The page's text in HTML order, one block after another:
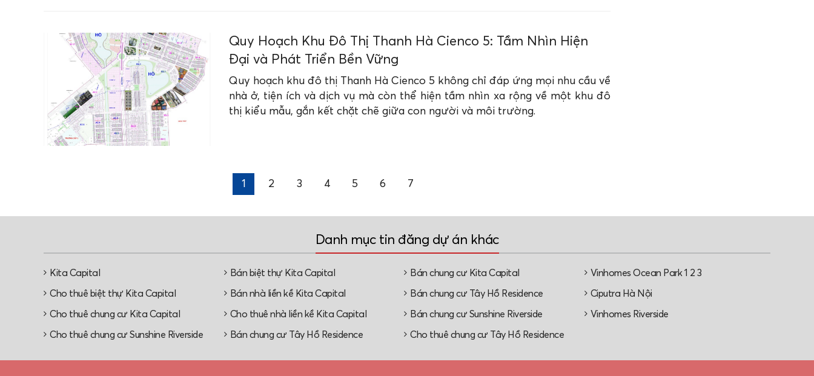
Quy Hoạch Khu Đô Thị Thanh Hà Cienco 5: Tầm Nhìn Hiện
Đại và Phát Triển Bền Vững
Quy hoạch khu đô thị Thanh Hà Cienco 5 không chỉ đáp ứng mọi nhu cầu về
nhà ở, tiện ích và dịch vụ mà còn thể hiện tầm nhìn xa rộng về một khu đô
thị kiểu mẫu, gắn kết chặt chẽ giữa con người và môi trường.
1 2 3 4 5 6 7
Danh mục tin đăng dự án khác
Kita Capital Bán biệt thự Kita Capital Bán chung cư Kita Capital Vinhomes Ocean Park 1 2 3
Cho thuê biệt thự Kita Capital Bán nhà liền kề Kita Capital Bán chung cư Tây Hồ Residence Ciputra Hà Nội
Cho thuê chung cư Kita Capital Cho thuê nhà liền kề Kita Capital Bán chung cư Sunshine Riverside Vinhomes Riverside
Cho thuê chung cư Sunshine Riverside Bán chung cư Tây Hồ Residence Cho thuê chung cư Tây Hồ Residence